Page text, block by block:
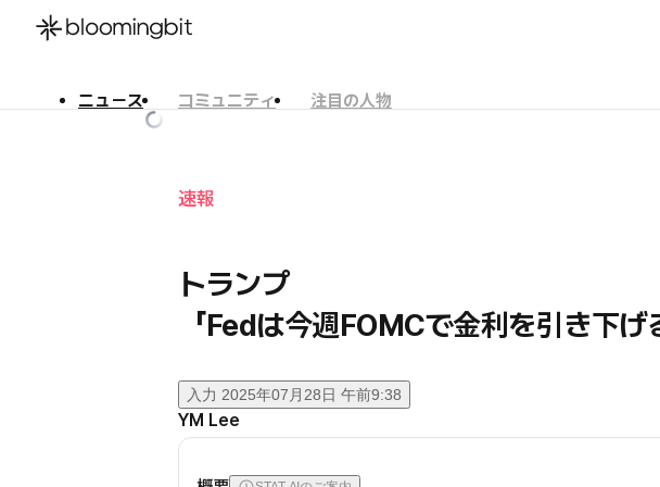
ニュース コミュニティ
注目の人物
速報
トランプ
「Fedは今週FOMCで金利を引き下げ
入力 2025年07月28日 午前9:38
YM Lee